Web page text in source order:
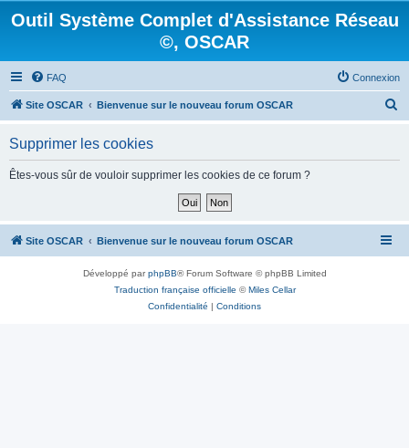
Outil Système Complet d'Assistance Réseau
©, OSCAR
FAQ Connexion
Site OSCAR Bienvenue sur le nouveau forum OSCAR
h
Supprimer les cookies
Êtes-vous sûr de vouloir supprimer les cookies de ce forum ?
Site OSCAR Bienvenue sur le nouveau forum OSCAR
Développé parphpBB® Forum Software © phpBB Limited
Traduction française officielle ©Miles Cellar
Confidentialité | Conditions